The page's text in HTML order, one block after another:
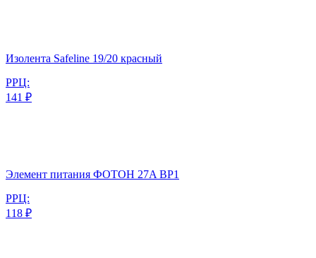
Изолента Safeline 19/20 красный
РРЦ:
141 ₽
Элемент питания ФОТОН 27A BP1
РРЦ:
118 ₽